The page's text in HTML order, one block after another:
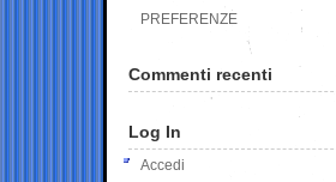
PREFERENZE
Commenti recenti
Log In
Accedi